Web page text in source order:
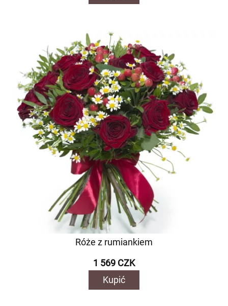
Róże z rumiankiem
1 569 CZK
Kupić